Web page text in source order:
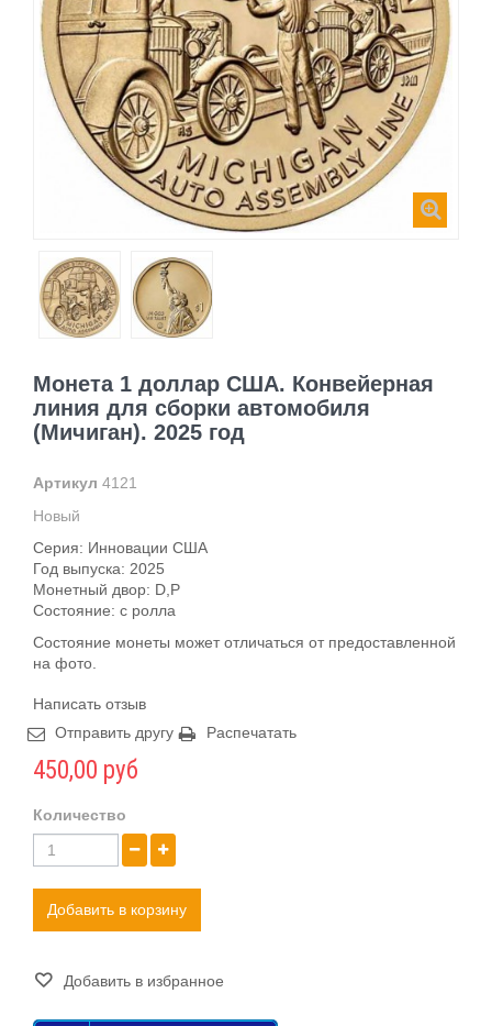
Монета 1 доллар США. Конвейерная
линия для сборки автомобиля
(Мичиган). 2025 год
Артикул 4121
Новый
Серия: Инновации США
Год выпуска: 2025
Монетный двор: D,P
Состояние: c ролла
Состояние монеты может отличаться от предоставленной
на фото.
Написать отзыв
Отправить другу
Распечатать
450,00 руб
Количество
Добавить в корзину
Добавить в избранное